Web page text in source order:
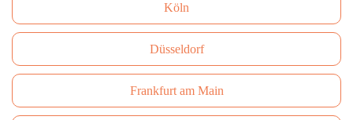
Köln
Düsseldorf
Frankfurt am Main